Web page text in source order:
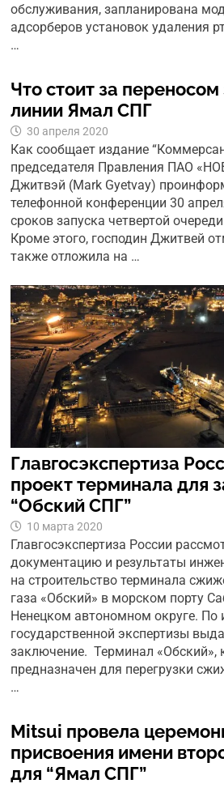
обслуживания, запланирована
адсорберов установок удаления
…
Что стоит за переносом
линии Ямал СПГ
30 апреля 2020
Как сообщает издание
председателя Правления ПАО
Джитвэй (Mark Gyetvay)
телефонной конференции 30
сроков запуска четвертой
Кроме этого, господин Джитвей
также отложила на …
Главгосэкспертиза
проект терминала для
“Обский СПГ”
10 марта 2020
Главгосэкспертиза России
документацию и результаты
на строительство терминала
газа «Обский» в морском порту
Ненецком автономном округе. По
государственной экспертизы
заключение. Терминал «Обский»,
предназначен для перегрузки
…
Mitsui провела
присвоения имени
для “Ямал СПГ”